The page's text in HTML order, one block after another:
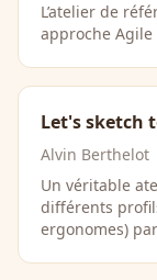
L’atelier de
approche Agile
Let's sketch
Alvin Berthelot
Un véritable
différents
ergonomes)